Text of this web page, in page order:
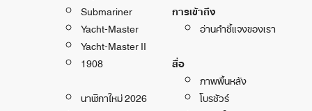
Submariner
Yacht-Master
Yacht-Master II
1908
นาฬิกาใหม่ 2026
การเข้าถึง
อ่านคำชี้แจงของเรา
สื่อ
ภาพพื้นหลัง
โบรชัวร์